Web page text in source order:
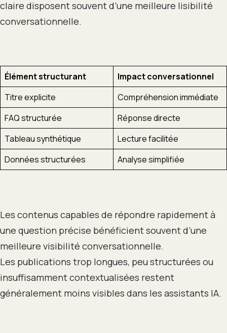
claire disposent souvent d’une meilleure lisibilité
conversationnelle.
Élément structurant
Impact conversationnel
Titre explicite
Compréhension immédiate
FAQ structurée
Réponse directe
Tableau synthétique
Lecture facilitée
Données structurées
Analyse simplifiée
Les contenus capables de répondre rapidement à
une question précise bénéficient souvent d’une
meilleure visibilité conversationnelle.
Les publications trop longues, peu structurées ou
insuffisamment contextualisées restent
généralement moins visibles dans les assistants IA.